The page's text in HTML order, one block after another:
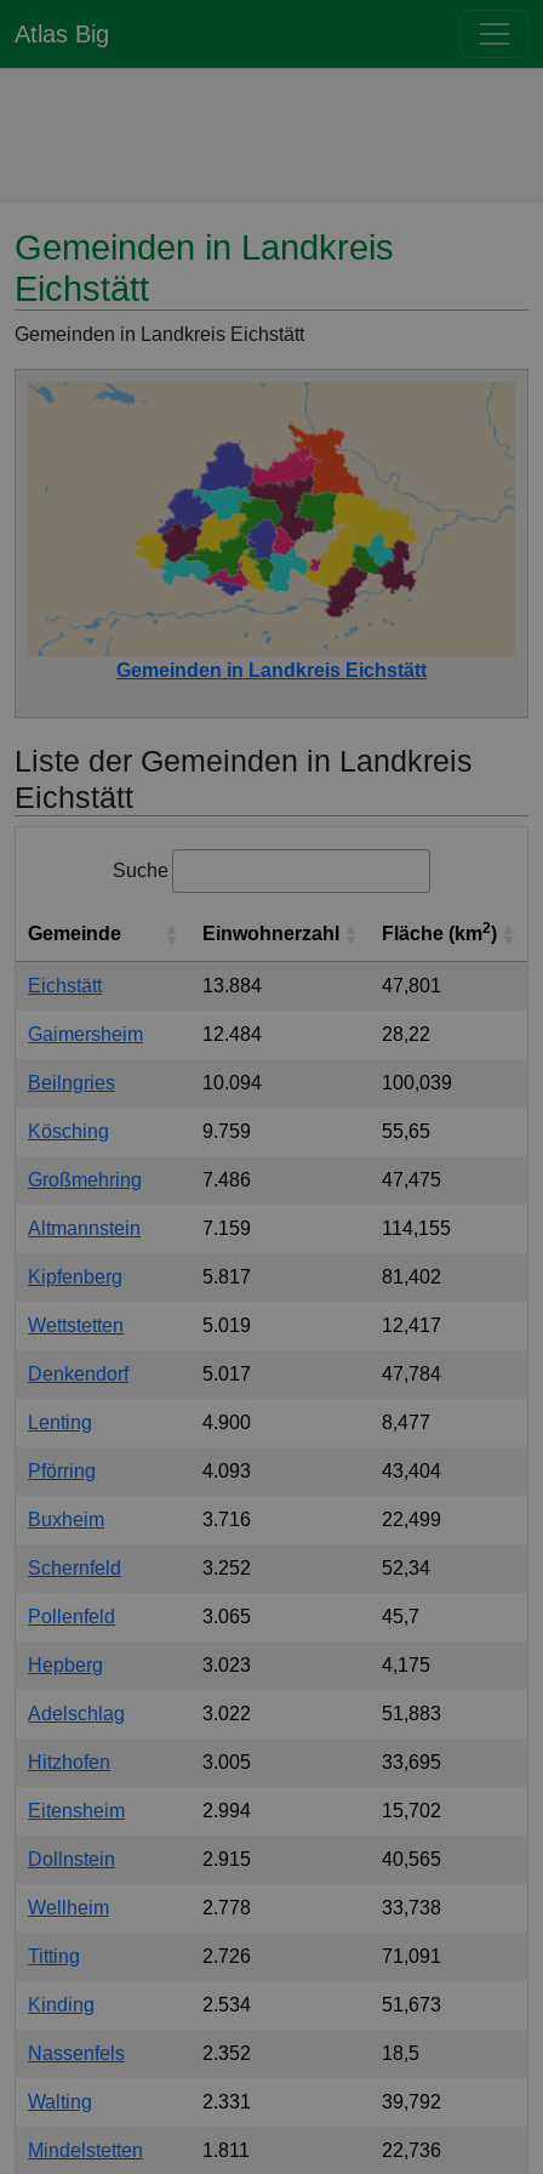
Atlas Big
Gemeinden in Landkreis
Eichstätt
Gemeinden in Landkreis Eichstätt
Gemeinden in Landkreis Eichstätt
Liste der Gemeinden in Landkreis
Eichstätt
Suche
Gemeinde Einwohnerzahl Fläche (km2)
Eichstätt 13.884 47,801
Gaimersheim 12.484 28,22
Beilngries 10.094 100,039
Kösching 9.759 55,65
Großmehring 7.486 47,475
Altmannstein 7.159 114,155
Kipfenberg 5.817 81,402
Wettstetten 5.019 12,417
Denkendorf 5.017 47,784
Lenting 4.900 8,477
Pförring 4.093 43,404
Buxheim 3.716 22,499
Schernfeld 3.252 52,34
Pollenfeld 3.065 45,7
Hepberg 3.023 4,175
Adelschlag 3.022 51,883
Hitzhofen 3.005 33,695
Eitensheim 2.994 15,702
Dollnstein 2.915 40,565
Wellheim 2.778 33,738
Titting 2.726 71,091
Kinding 2.534 51,673
Nassenfels 2.352 18,5
Walting 2.331 39,792
Mindelstetten 1.811 22,736